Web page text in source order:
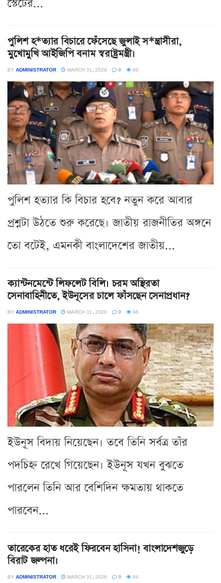
স্টেটের...
পুলিশ হ*ত্যার বিচারে ফেঁসেছে জুলাই স*ন্ত্রাসীরা,
মুখোমুখি আইজিপি বনাম স্বরাষ্ট্রমন্ত্রী।
BY ADMINISTRATOR MARCH 31, 2026 0 69
পুলিশ হত্যার কি বিচার হবে? নতুন করে আবার
প্রশ্নটা উঠতে শুরু করেছে। জাতীয় রাজনীতির অঙ্গনে
তো বটেই, এমনকী বাংলাদেশের জাতীয়...
ক্যান্টনমেন্টে লিফলেট বিলি। চরম অস্থিরতা
সেনাবাহিনীতে, ইউনূসের চালে ফাঁসছেন সেনাপ্রধান?
BY ADMINISTRATOR MARCH 31, 2026 0 96
ইউনূস বিদায় নিয়েছেন। তবে তিনি সর্বত্র তাঁর
পদচিহ্ন রেখে গিয়েছেন। ইউনূস যখন বুঝতে
পারলেন তিনি আর বেশিদিন ক্ষমতায় থাকতে
পারবেন...
তারেকের হাত ধরেই ফিরবেন হাসিনা! বাংলাদেশজুড়ে
বিরাট জল্পনা।
BY ADMINISTRATOR MARCH 31, 2026 0 84